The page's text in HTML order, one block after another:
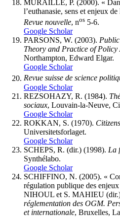
MURAILLE, P. (2000). «
l’euthanasie, sens et enjeux
Revue nouvelle, nos 5-6.
Google Scholar
PARSONS, W. (2003).
Theory and Practice of Policy
Northampton, Edward Elgar.
Google Scholar
Revue suisse de science
Google Scholar
REZSOHAZY, R. (1984).
sociaux, Louvain-la-Neuve,
Google Scholar
ROKKAN, S. (1970).
Universitetsforlaget.
Google Scholar
SCHEPS, R. (dir.) (1998). La
Synthélabo.
Google Scholar
SCHIFFINO, N. (2005). «
régulation publique des enjeux
NIHOUL et S. MAHIEU
réglementation des OGM.
et internationale, Bruxelles,